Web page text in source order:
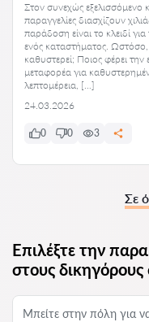
Στον συνεχώς εξελισσόμενο
παραγγελίες διασχίζουν
παράδοση είναι το κλειδί
ενός καταστήματος. Ωστόσο,
καθυστερεί; Ποιος φέρει
μεταφορέα για
λεπτομέρεια, […]
24.03.2026
0 0 3
Σε
Επιλέξτε την
στους